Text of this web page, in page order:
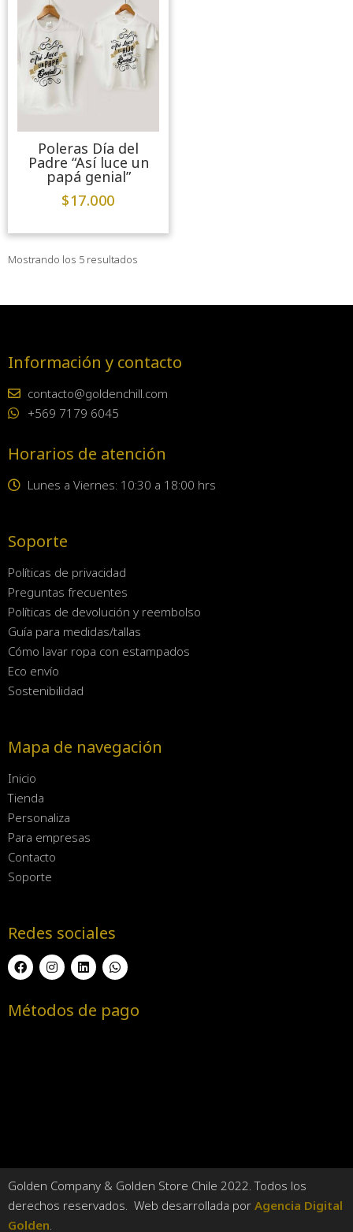
Poleras Día del
Padre “Así luce un
papá genial”
$17.000
Mostrando los 5 resultados
Información y contacto
contacto@goldenchill.com
+569 7179 6045
Horarios de atención
Lunes a Viernes: 10:30 a 18:00 hrs
Soporte
Políticas de privacidad
Preguntas frecuentes
Políticas de devolución y reembolso
Guía para medidas/tallas
Cómo lavar ropa con estampados
Eco envío
Sostenibilidad
Mapa de navegación
Inicio
Tienda
Personaliza
Para empresas
Contacto
Soporte
Redes sociales
Métodos de pago
Golden Company & Golden Store Chile 2022. Todos los
derechos reservados. Web desarrollada por Agencia Digital
Golden